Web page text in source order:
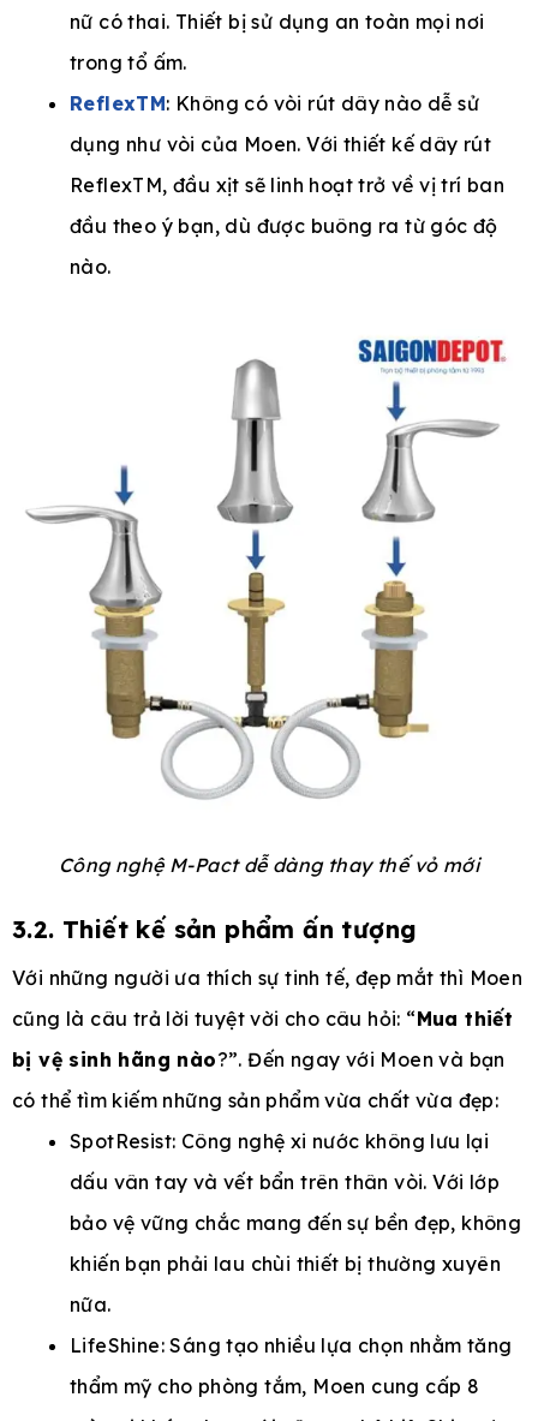
nữ có thai. Thiết bị sử dụng an toàn mọi nơi
trong tổ ấm.
ReflexTM: Không có vòi rút dây nào dễ sử
dụng như vòi của Moen. Với thiết kế dây rút
ReflexTM, đầu xịt sẽ linh hoạt trở về vị trí ban
đầu theo ý bạn, dù được buông ra từ góc độ
nào.
Công nghệ M-Pact dễ dàng thay thế vỏ mới
3.2. Thiết kế sản phẩm ấn tượng
Với những người ưa thích sự tinh tế, đẹp mắt thì Moen
cũng là câu trả lời tuyệt vời cho câu hỏi: “Mua thiết
bị vệ sinh hãng nào?”. Đến ngay với Moen và bạn
có thể tìm kiếm những sản phẩm vừa chất vừa đẹp:
SpotResist: Công nghệ xi nước không lưu lại
dấu vân tay và vết bẩn trên thân vòi. Với lớp
bảo vệ vững chắc mang đến sự bền đẹp, không
khiến bạn phải lau chùi thiết bị thường xuyên
nữa.
LifeShine: Sáng tạo nhiều lựa chọn nhằm tăng
thẩm mỹ cho phòng tắm, Moen cung cấp 8